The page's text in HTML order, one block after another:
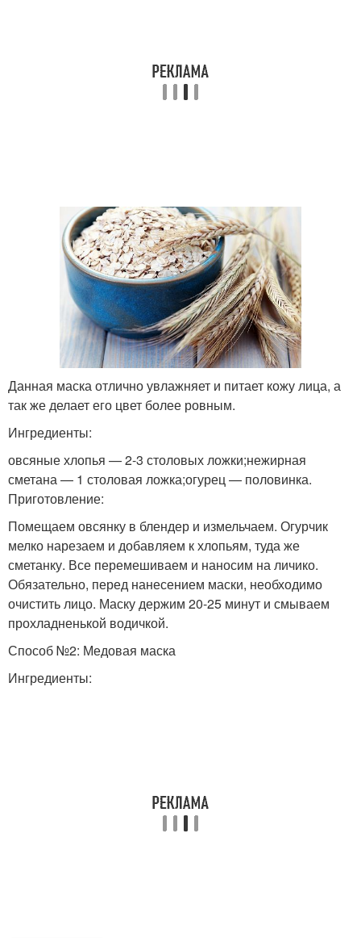
Данная маска отлично увлажняет и питает кожу лица, а
так же делает его цвет более ровным.
Ингредиенты:
овсяные хлопья — 2-3 столовых ложки;нежирная
сметана — 1 столовая ложка;огурец — половинка.
Приготовление:
Помещаем овсянку в блендер и измельчаем. Огурчик
мелко нарезаем и добавляем к хлопьям, туда же
сметанку. Все перемешиваем и наносим на личико.
Обязательно, перед нанесением маски, необходимо
очистить лицо. Маску держим 20-25 минут и смываем
прохладненькой водичкой.
Способ №2: Медовая маска
Ингредиенты: